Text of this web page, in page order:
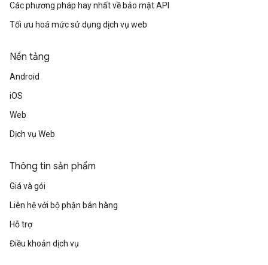
Các phương pháp hay nhất về bảo mật API
Tối ưu hoá mức sử dụng dịch vụ web
Nền tảng
Android
iOS
Web
Dịch vụ Web
Thông tin sản phẩm
Giá và gói
Liên hệ với bộ phận bán hàng
Hỗ trợ
Điều khoản dịch vụ